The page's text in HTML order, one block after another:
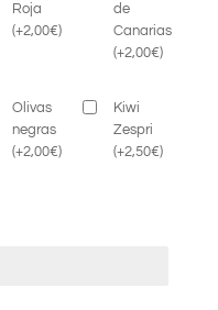
Roja
(+2,00€)
de
Canarias
(+2,00€)
Olivas
negras
(+2,00€)
Kiwi
Zespri
(+2,50€)